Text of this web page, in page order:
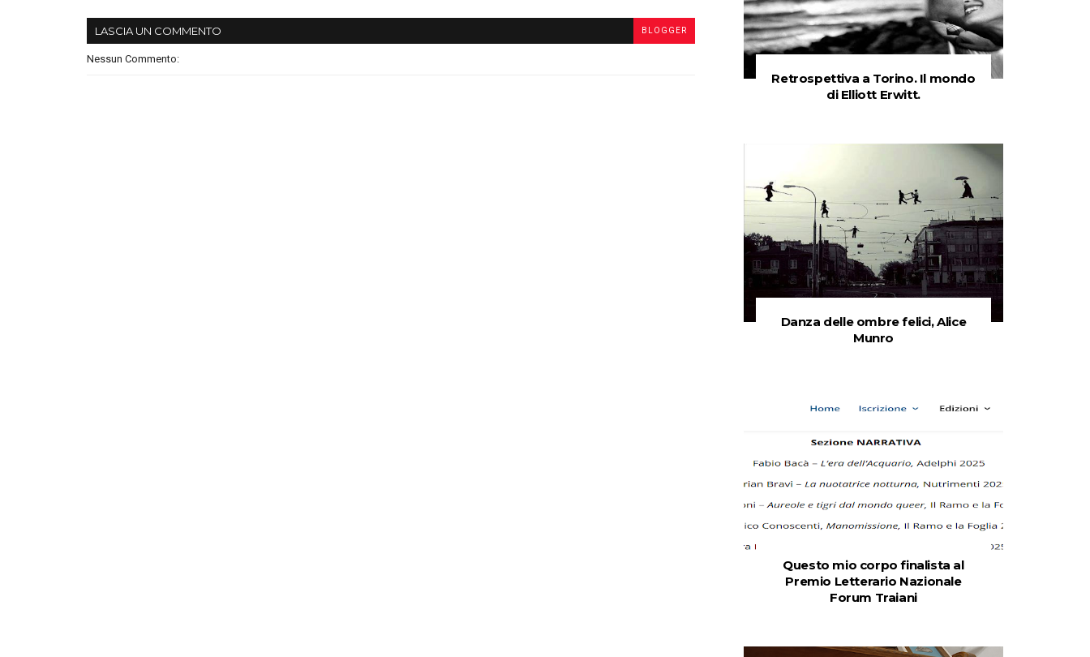
LASCIA UN COMMENTO BLOGGER
Nessun Commento:
Retrospettiva a Torino. Il mondo
di Elliott Erwitt.
Danza delle ombre felici, Alice
Munro
Questo mio corpo finalista al
Premio Letterario Nazionale
Forum Traiani